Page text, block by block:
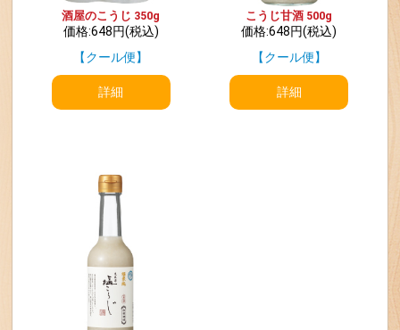
酒屋のこうじ 350g
価格:648円(税込)
【クール便】
詳細
こうじ甘酒 500g
価格:648円(税込)
【クール便】
詳細